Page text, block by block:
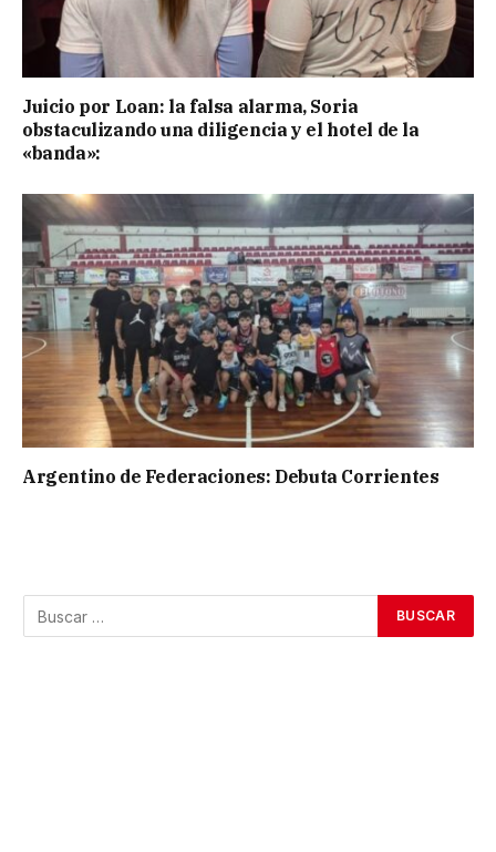
Juicio por Loan: la falsa alarma, Soria
obstaculizando una diligencia y el hotel de la
«banda»:
Argentino de Federaciones: Debuta Corrientes